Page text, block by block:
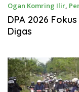
Ogan Komring Ilir,
DPA 2026
Digas